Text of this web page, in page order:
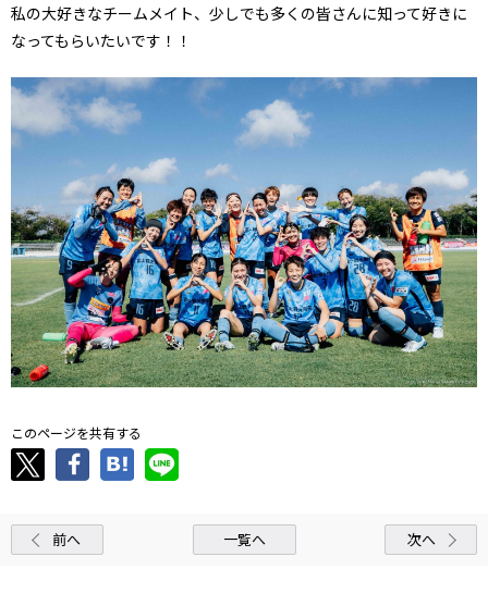
私の大好きなチームメイト、少しでも多くの皆さんに知って好きに
なってもらいたいです！！
このページを共有する
前へ 一覧へ 次へ